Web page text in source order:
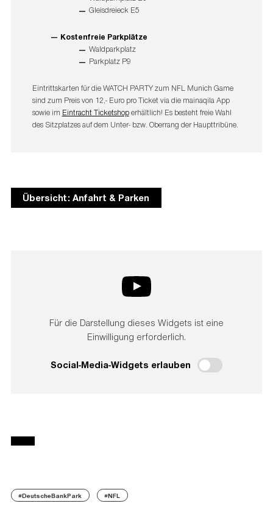
Gleisdreieck E5
Kostenfreie Parkplätze
Waldparkplatz
Parkplatz P9
Eintrittskarten für die WATCH PARTY zum NFL Munich Game
sind zum Preis von 12,- Euro pro Ticket via die mainaqila App
sowie im Eintracht Ticketshoperhältlich! Es besteht freie Wahl
des Sitzplatzes auf dem Unter- bzw. Oberrang der Haupttribüne.
Übersicht: Anfahrt & Parken
Für die Darstellung dieses Widgets ist eine
Einwilligung erforderlich.
Social-Media-Widgets erlauben
#DeutscheBankPark #NFL